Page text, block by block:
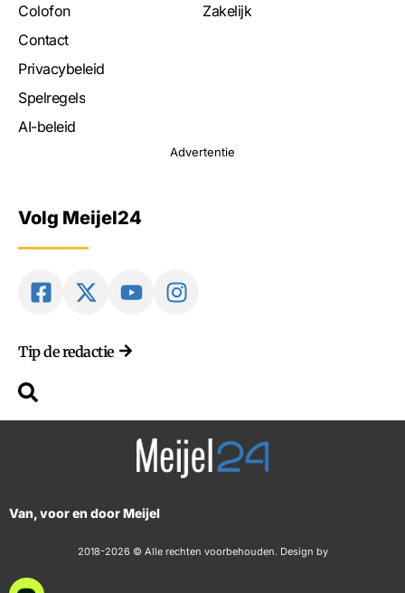
Colofon
Contact
Privacybeleid
Spelregels
AI-beleid
Zakelijk
Advertentie
Volg Meijel24
Tip de redactie
Van, voor en door Meijel
2018-2026 © Alle rechten voorbehouden. Design by